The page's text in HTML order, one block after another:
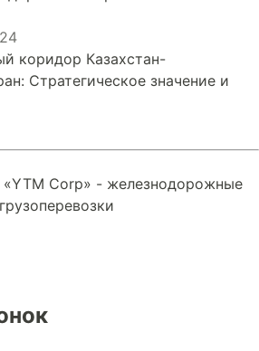
коридор Казахстан-
Стратегическое значение и
Corp» - железнодорожные
грузоперевозки